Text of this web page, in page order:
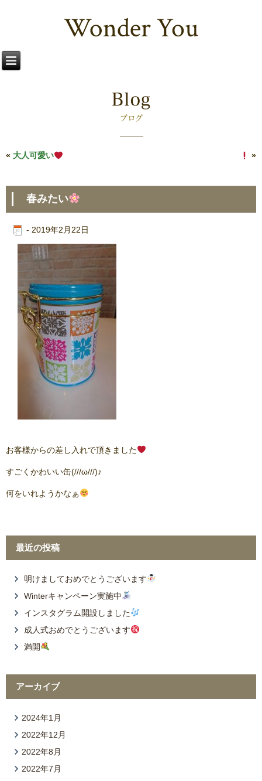
« 大人可愛い »
春みたい
- 2019年2月22日
お客様からの差し入れで頂きました
すごくかわいい缶(///ω///)♪
何をいれようかなぁ
最近の投稿
明けましておめでとうございます
Winterキャンペーン実施中
インスタグラム開設しました
成人式おめでとうございます
満開
アーカイブ
2024年1月
2022年12月
2022年8月
2022年7月